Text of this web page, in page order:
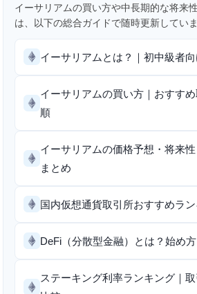
イーサリアムの買い方や中長期的な将来
は、以下の総合ガイドで随時更新してい
イーサリアムとは？｜初中級者
イーサリアムの買い方｜おすす
順
イーサリアムの価格予想・将来
まとめ
国内仮想通貨取引所おすすめラ
DeFi（分散型金融）とは？始め
ステーキング利率ランキング｜